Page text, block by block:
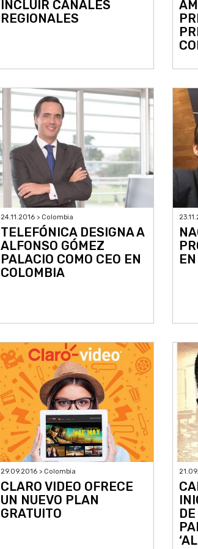
INCLUIR CANALES
REGIONALES
24.11.2016 > Colombia
TELEFÓNICA DESIGNA A
ALFONSO GÓMEZ
PALACIO COMO CEO EN
COLOMBIA
29.09.2016 > Colombia
CLARO VIDEO OFRECE
UN NUEVO PLAN
GRATUITO